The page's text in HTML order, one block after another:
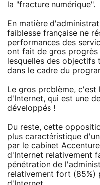
la "fracture numérique".
En matière
faiblesse française ne
performances des
ont fait de gros progrès
lesquelles des
dans le cadre du
Le gros problème,
d'Internet, qui est une
développés !
Du reste, cette
plus caractéristique
par le cabinet
d'Internet relativement
pénétration de
relativement fort (85%)
d'Internet.